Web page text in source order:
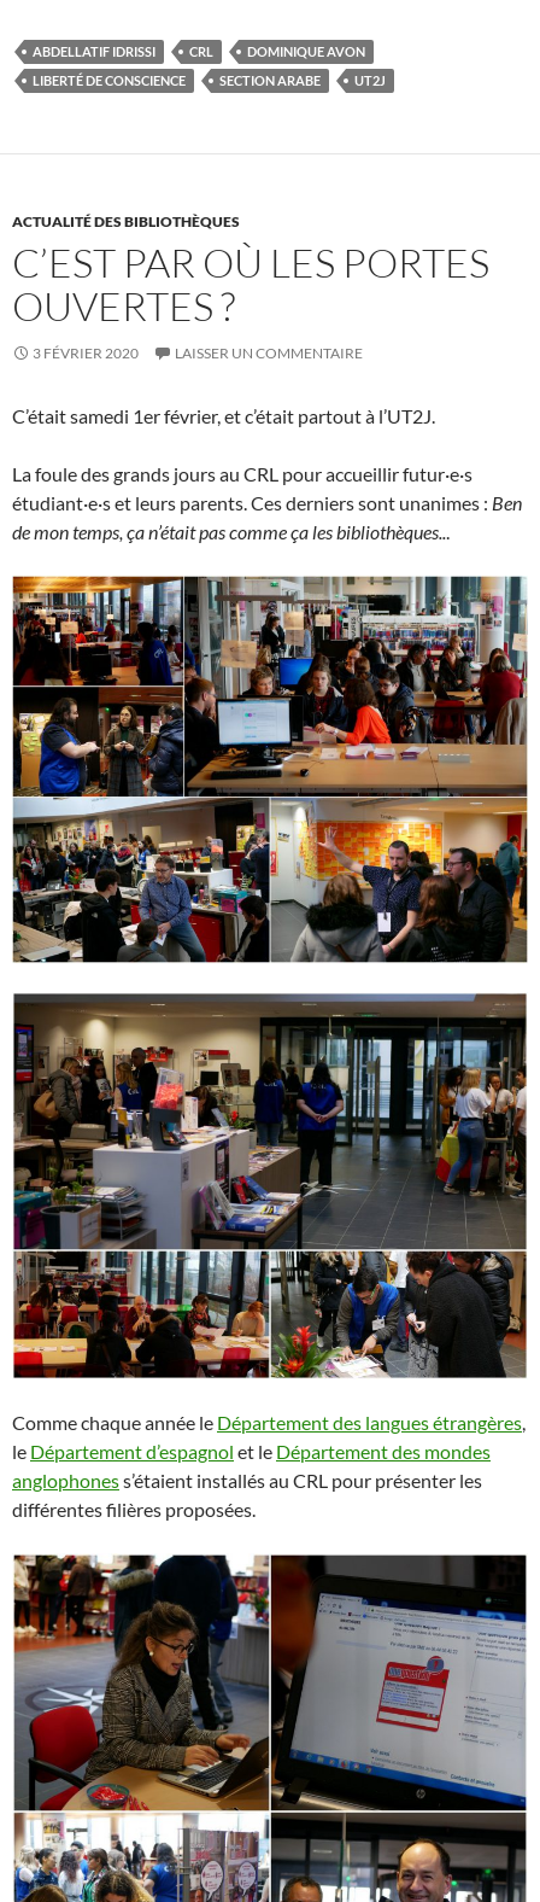
ABDELLATIF IDRISSI CRL
DOMINIQUE AVON
LIBERTÉ DE CONSCIENCE
SECTION ARABE UT2J
ACTUALITÉ DES BIBLIOTHÈQUES
C’EST PAR OÙ LES PORTES
OUVERTES ?
3 FÉVRIER 2020 LAISSER UN COMMENTAIRE
C’était samedi 1er février, et c’était partout à l’UT2J.
La foule des grands jours au CRL pour accueillir futur·e·s
étudiant·e·s et leurs parents. Ces derniers sont unanimes : Ben
de mon temps, ça n’était pas comme ça les bibliothèques..
Comme chaque année le Département des langues étrangères
le Département d’espagnol et le Département des mondes
anglophoness’étaient installés au CRL pour présenter les
différentes filières proposées.